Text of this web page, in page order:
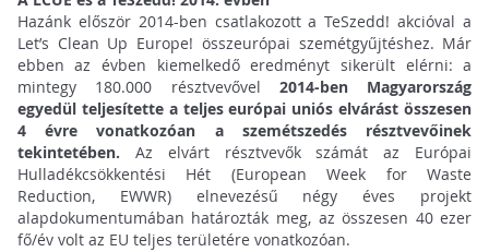
Hazánk először 2014-ben csatlakozott a TeSzedd! akcióval a
Let’s Clean Up Europe! összeurópai szemétgyűjtéshez. Már
ebben az évben kiemelkedő eredményt sikerült elérni: a
mintegy 180.000 résztvevővel 2014-ben Magyarország
egyedül teljesítette a teljes európai uniós elvárást összesen
4 évre vonatkozóan a szemétszedés résztvevőinek
tekintetében. Az elvárt résztvevők számát az Európai
Hulladékcsökkentési Hét (European Week for Waste
Reduction, EWWR) elnevezésű négy éves projekt
alapdokumentumában határozták meg, az összesen 40 ezer
fő/év volt az EU teljes területére vonatkozóan.